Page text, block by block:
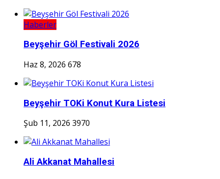
Haberler
Beyşehir Göl Festivali 2026
Haz 8, 2026 678
Beyşehir TOKi Konut Kura Listesi
Şub 11, 2026 3970
Ali Akkanat Mahallesi